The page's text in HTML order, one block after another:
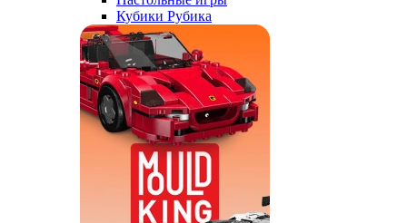
Кубики Рубика